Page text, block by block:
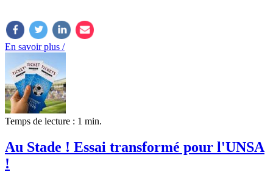
En savoir plus /
Temps de lecture : 1 min.
Au Stade ! Essai transformé pour l'UNSA
!